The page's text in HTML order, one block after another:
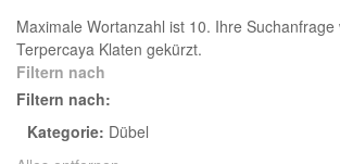
Maximale Wortanzahl ist 10. Ihre
Terpercaya Klaten gekürzt.
Filtern nach
Filtern nach:
Kategorie: Dübel